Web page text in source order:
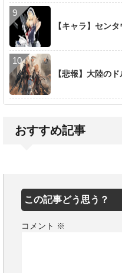
【キャラ】セン
【悲報】大陸の
おすすめ記事
この記事どう思う？
コメント ※